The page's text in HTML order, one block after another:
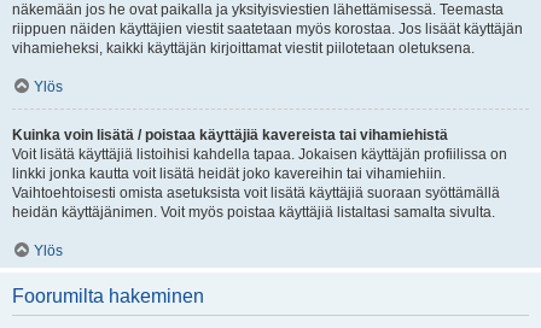
näkemään jos he ovat paikalla ja yksityisviestien lähettämisessä. Teemasta
riippuen näiden käyttäjien viestit saatetaan myös korostaa. Jos lisäät käyttäjän
vihamieheksi, kaikki käyttäjän kirjoittamat viestit piilotetaan oletuksena.
Ylös
Kuinka voin lisätä / poistaa käyttäjiä kavereista tai vihamiehistä
Voit lisätä käyttäjiä listoihisi kahdella tapaa. Jokaisen käyttäjän profiilissa on
linkki jonka kautta voit lisätä heidät joko kavereihin tai vihamiehiin.
Vaihtoehtoisesti omista asetuksista voit lisätä käyttäjiä suoraan syöttämällä
heidän käyttäjänimen. Voit myös poistaa käyttäjiä listaltasi samalta sivulta.
Ylös
Foorumilta hakeminen